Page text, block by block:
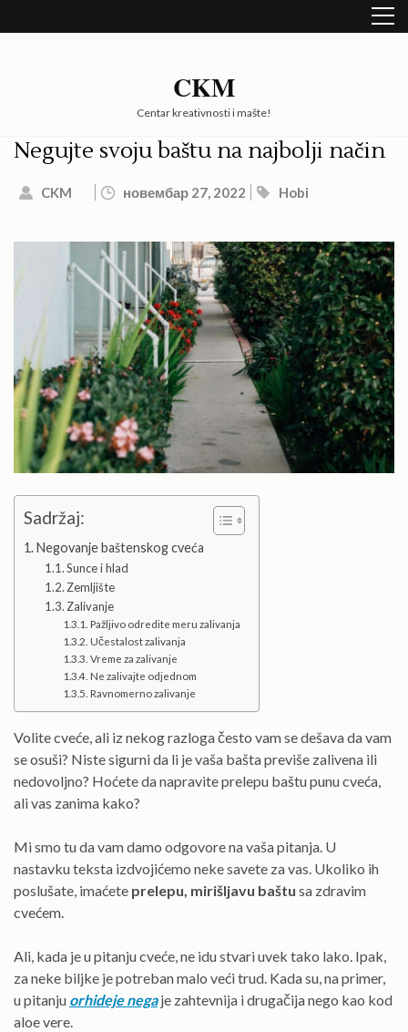
to
CKM
Centar kreativnosti i mašte!
Negujte svoju baštu na najbolji način
CKM новембар 27, 2022 Hobi
Sadržaj:
Negovanje baštenskog cveća
Sunce i hlad
Zemljište
Zalivanje
Pažljivo odredite meru zalivanja
Učestalost zalivanja
Vreme za zalivanje
Ne zalivajte odjednom
Ravnomerno zalivanje
Volite cveće, ali iz nekog razloga često vam se dešava da vam
se osuši? Niste sigurni da li je vaša bašta previše zalivena ili
nedovoljno? Hoćete da napravite prelepu baštu punu cveća,
ali vas zanima kako?
Mi smo tu da vam damo odgovore na vaša pitanja. U
nastavku teksta izdvojićemo neke savete za vas. Ukoliko ih
poslušate, imaćete prelepu, mirišljavu baštu sa zdravim
cvećem.
Ali, kada je u pitanju cveće, ne idu stvari uvek tako lako. Ipak,
za neke biljke je potreban malo veći trud. Kada su, na primer,
u pitanju orhideje negaje zahtevnija i drugačija nego kao kod
aloe vere.